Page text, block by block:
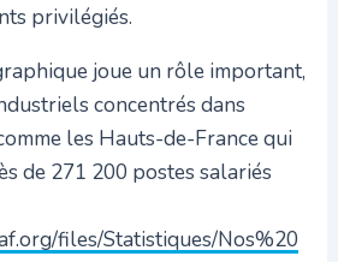
privilégiés.
joue un rôle important,
concentrés dans
les Hauts-de-France qui
de 271 200 postes salariés
files/Statistiques/Nos%20